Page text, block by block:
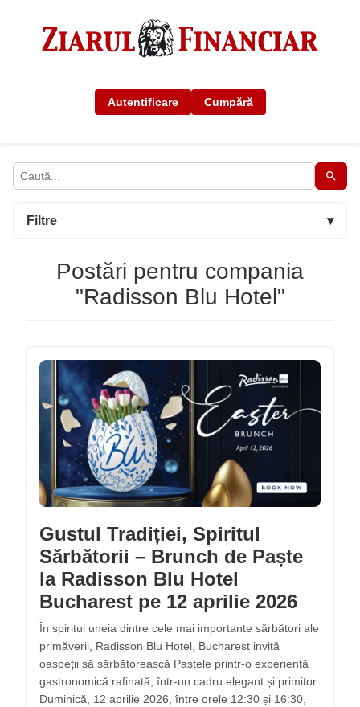
Autentificare Cumpără
Filtre ▾
Postări pentru compania
"Radisson Blu Hotel"
Gustul Tradiției, Spiritul
Sărbătorii – Brunch de Paște
la Radisson Blu Hotel
Bucharest pe 12 aprilie 2026
În spiritul uneia dintre cele mai importante sărbători ale
primăverii, Radisson Blu Hotel, Bucharest invită
oaspeții să sărbătorească Paștele printr-o experiență
gastronomică rafinată, într-un cadru elegant și primitor.
Duminică, 12 aprilie 2026, între orele 12:30 și 16:30,